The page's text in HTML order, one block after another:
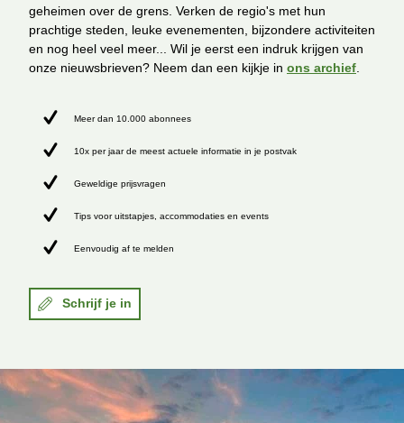
geheimen over de grens. Verken de regio's met hun
prachtige steden, leuke evenementen, bijzondere activiteiten
en nog heel veel meer... Wil je eerst een indruk krijgen van
onze nieuwsbrieven? Neem dan een kijkje in ons archief
Meer dan 10.000 abonnees
10x per jaar de meest actuele informatie in je postvak
Geweldige prijsvragen
Tips voor uitstapjes, accommodaties en events
Eenvoudig af te melden
Schrijf je in